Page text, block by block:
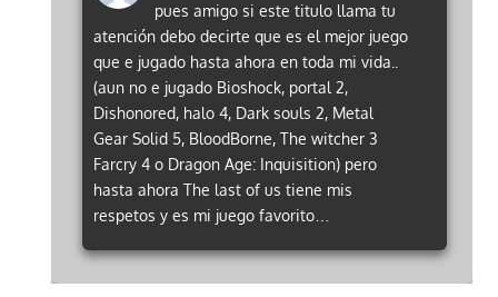
pues amigo si este titulo llama tu
atención debo decirte que es el mejor juego
que e jugado hasta ahora en toda mi vida..
(aun no e jugado Bioshock, portal 2,
Dishonored, halo 4, Dark souls 2, Metal
Gear Solid 5, BloodBorne, The witcher 3
Farcry 4 o Dragon Age: Inquisition) pero
hasta ahora The last of us tiene mis
respetos y es mi juego favorito…